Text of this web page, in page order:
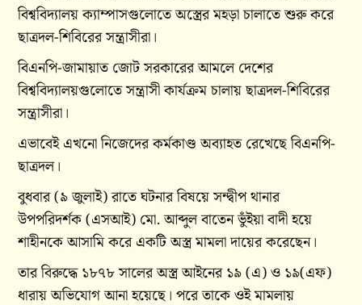
বিশ্ববিদ্যালয় ক্যাম্পাসগুলোতে অস্ত্রের মহড়া চালাতে শুরু করে
ছাত্রদল-শিবিরের সন্ত্রাসীরা।
বিএনপি-জামায়াত জোট সরকারের আমলে দেশের
বিশ্ববিদ্যালয়গুলোতে সন্ত্রাসী কার্যক্রম চালায় ছাত্রদল-শিবিরের
সন্ত্রাসীরা।
এভাবেই এখনো নিজেদের কর্মকাণ্ড অব্যাহত রেখেছে বিএনপি-
ছাত্রদল।
বুধবার (৯ জুলাই) রাতে ঘটনার বিষয়ে সন্দ্বীপ থানার
উপপরিদর্শক (এসআই) মো. আব্দুল বাতেন ভুঁইয়া বাদী হয়ে
শাহীনকে আসামি করে একটি অস্ত্র মামলা দায়ের করেছেন।
তার বিরুদ্ধে ১৮৭৮ সালের অস্ত্র আইনের ১৯ (এ) ও ১৯(এফ)
ধারায় অভিযোগ আনা হয়েছে। পরে তাকে ওই মামলায়